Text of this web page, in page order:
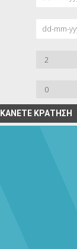
ΚΆΝΕΤΕ ΚΡΆΤΗΣΗ